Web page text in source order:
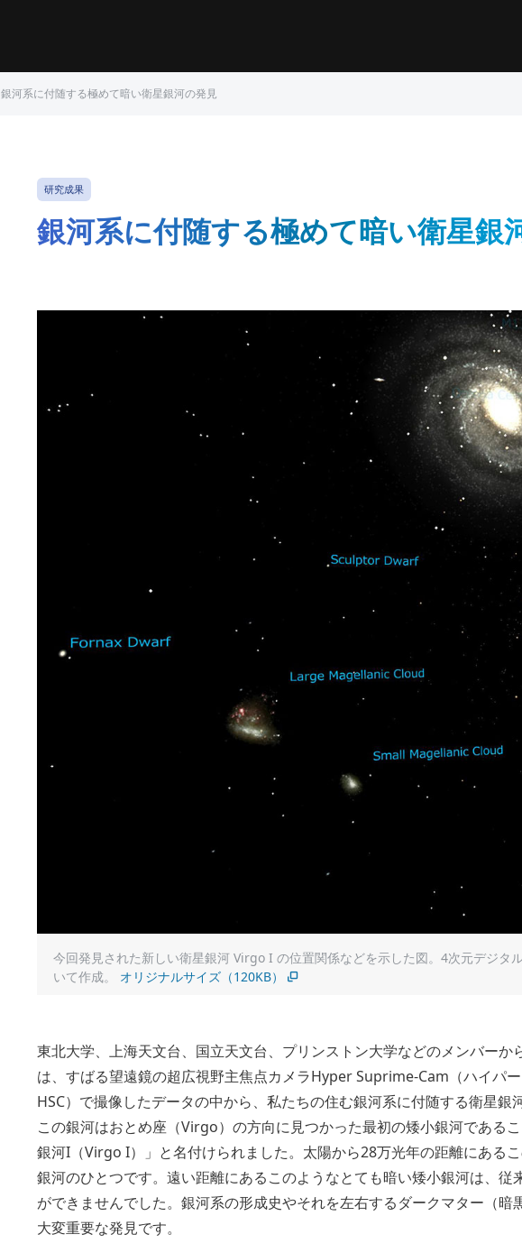
銀河系に付随する極めて暗い衛星銀河の発見
研究成果
銀河系に付随する極めて暗い衛星銀
今回発見された新しい衛星銀河 Virgo I の位置関係などを示した図。4次元デジ
いて作成。 オリジナルサイズ（120KB）
東北大学、上海天文台、国立天文台、プリンストン大学などのメンバーか
は、すばる望遠鏡の超広視野主焦点カメラHyper Suprime-Cam（ハイパー
HSC）で撮像したデータの中から、私たちの住む銀河系に付随する衛星銀
この銀河はおとめ座（Virgo）の方向に見つかった最初の矮小銀河である
銀河I（Virgo I）」と名付けられました。太陽から28万光年の距離にある
銀河のひとつです。遠い距離にあるこのようなとても暗い矮小銀河は、従
ができませんでした。銀河系の形成史やそれを左右するダークマター（暗
大変重要な発見です。